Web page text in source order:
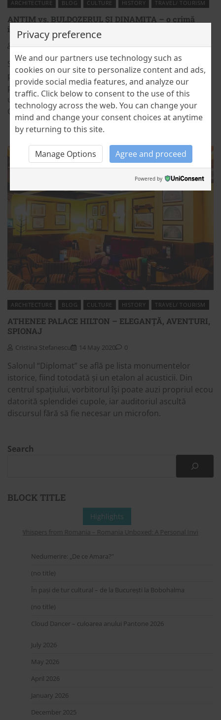
ARCHITECTURE BLOG CULTURE HISTORY TRAVEL/ TOURISM
ANTIM vs. BULDOZERUL ŞI DINAMITA – o crimă
istorică
Mioara Iacob 15 March 2021 2
Spre sfârșitul anilor ‘70 și începutul anilor ‘80, o
perioadă cu mari privațiuni economice, Ceaușescu și-a
pus în practică “pofta ce-a poftit”: a stabilit locul unde
urma să se construiască Casa Poporului și Centrul
Civic.
ARCHITECTURE BLOG CULTURE HISTORY TRAVEL/ TOURISM
ATHENEE PALACE HILTON – ELEGANȚĂ, AVENTURI,
SPIONAJ
Cristina Stefanescu 14 May 2020 0
Salonul “Diplomat” se află pe lista monumentelor
istorice, fiind totodată și un etalon al acusticii. Din
centrul spațiului, vorbitorul își poate auzi propriul ecou
datorită splendidei cupole, iar auditoriul ascultă
discursul fără să fie necesar un microfon.
Search
BLOCK TITLE
Highlights
Whispers from Romania – Romania Unboxed: A Personal Invitation
Nedumerire: „De ce Amara?”
(no title)
În pași de tur cultural – de la București la Bobohalma
(no title)
Cloud Dancer – culoarea anului Pantone 2026
July 2026
May 2026
April 2026
January 2026
December 2025
Privacy preference
We and our partners use technology such as
cookies on our site to personalize content and ads,
provide social media features, and analyze our
traffic. Click below to consent to the use of this
technology across the web. You can change your
mind and change your consent choices at anytime
by returning to this site.
Manage Options Agree and proceed
Powered by